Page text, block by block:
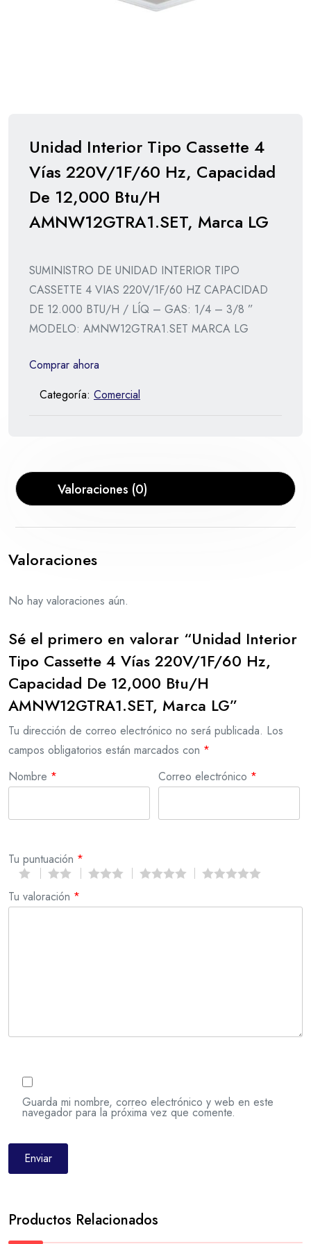
Unidad Interior Tipo Cassette 4
Vías 220V/1F/60 Hz, Capacidad
De 12,000 Btu/H
AMNW12GTRA1.SET, Marca LG
SUMINISTRO DE UNIDAD INTERIOR TIPO
CASSETTE 4 VIAS 220V/1F/60 HZ CAPACIDAD
DE 12.000 BTU/H / LÍQ – GAS: 1/4 – 3/8 ”
MODELO: AMNW12GTRA1.SET MARCA LG
Comprar ahora
Categoría: Comercial
Valoraciones (0)
Valoraciones
No hay valoraciones aún.
Sé el primero en valorar “Unidad Interior
Tipo Cassette 4 Vías 220V/1F/60 Hz,
Capacidad De 12,000 Btu/H
AMNW12GTRA1.SET, Marca LG”
Tu dirección de correo electrónico no será publicada. Los
campos obligatorios están marcados con *
Nombre * Correo electrónico *
Tu puntuación *
Tu valoración *
Guarda mi nombre, correo electrónico y web en este
navegador para la próxima vez que comente.
Productos Relacionados